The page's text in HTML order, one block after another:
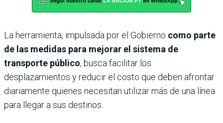
La herramienta, impulsada por el Gobierno como parte
de las medidas para mejorar el sistema de
transporte público, busca facilitar los
desplazamientos y reducir el costo que deben afrontar
diariamente quienes necesitan utilizar más de una línea
para llegar a sus destinos.